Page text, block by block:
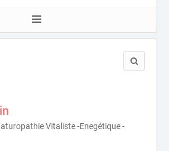
Vitaliste -Enegétique -